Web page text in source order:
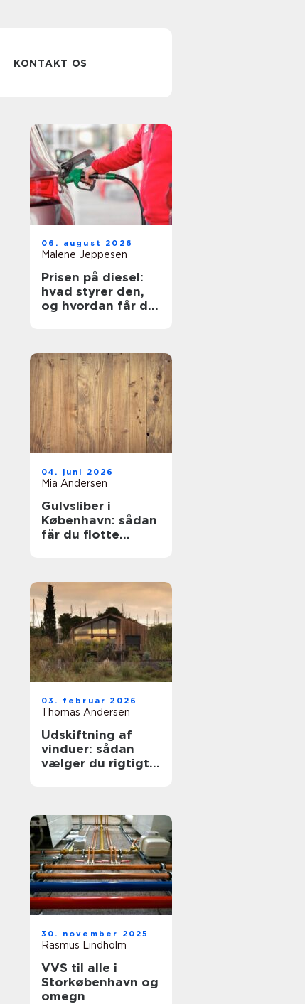
KONTAKT OS
06. august 2026
Malene Jeppesen
Prisen på diesel:
hvad styrer den,
og hvordan får du
04. juni 2026
Mia Andersen
Gulvsliber i
København: sådan
får du flotte
03. februar 2026
Thomas Andersen
Udskiftning af
vinduer: sådan
vælger du rigtigt
30. november 2025
Rasmus Lindholm
VVS til alle i
Storkøbenhavn og
omegn